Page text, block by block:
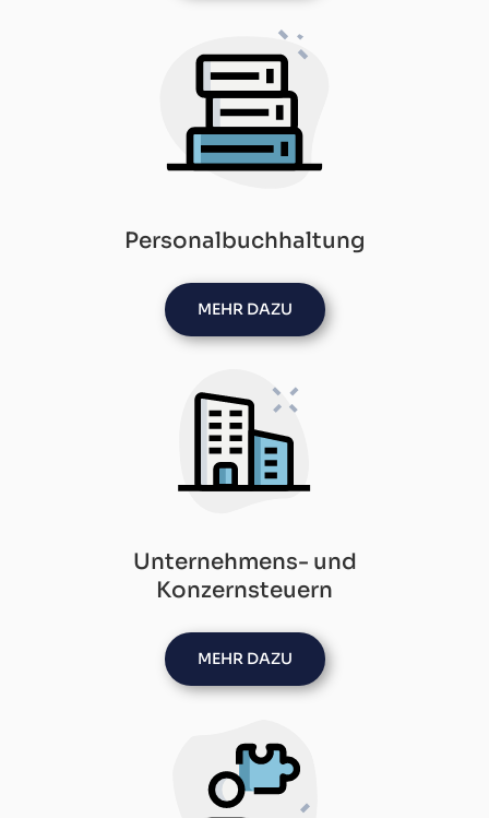
Personalbuchhaltung
MEHR DAZU
Unternehmens- und
Konzernsteuern
MEHR DAZU